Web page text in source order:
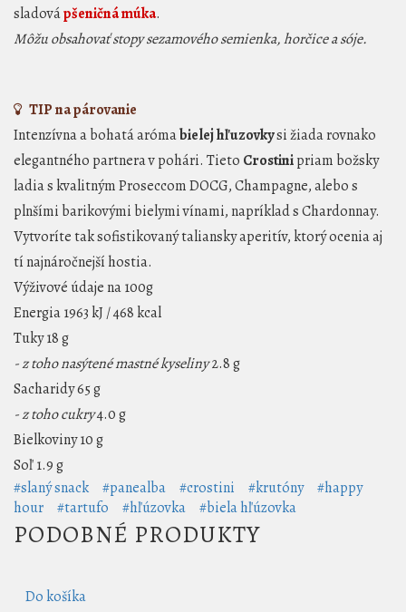
sladovápšeničná múka.
Môžu obsahovať stopy sezamového semienka, horčice a sóje.
TIP na párovanie
Intenzívna a bohatá arómabielej hľuzovkysi žiada rovnako
elegantného partnera v pohári. Tieto Crostinipriam božsky
ladia s kvalitným Proseccom DOCG, Champagne, alebo s
plnšími barikovými bielymi vínami, napríklad s Chardonnay.
Vytvoríte tak sofistikovaný taliansky aperitív, ktorý ocenia aj
tí najnáročnejší hostia.
Výživové údaje na 100g
Energia1963 kJ / 468 kcal
Tuky18 g
- z toho nasýtené mastné kyseliny2.8 g
Sacharidy65 g
- z toho cukry4.0 g
Bielkoviny10 g
Soľ1.9 g
#slaný snack
#panealba #crostini #krutóny
#happy
hour
#tartufo #hľúzovka #biela hľúzovka
PODOBNÉ PRODUKTY
Do košíka